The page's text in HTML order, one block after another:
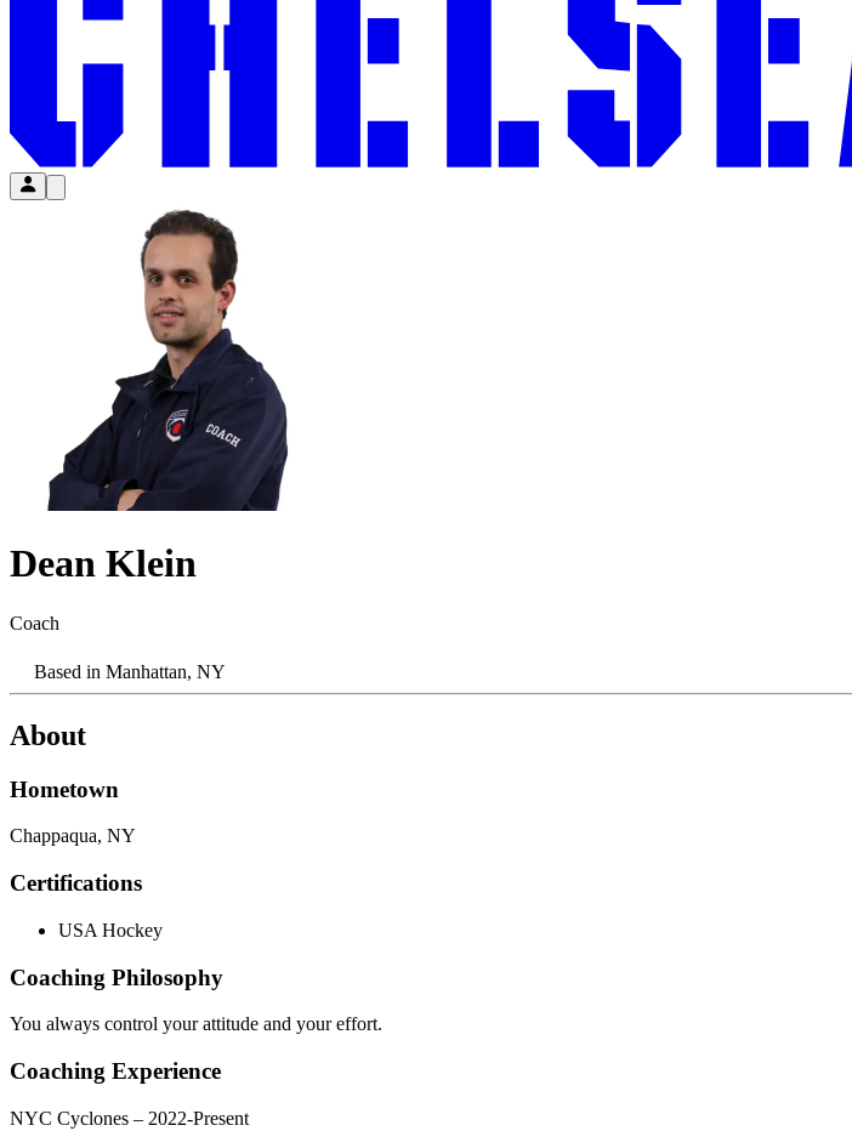
Dean Klein​​​​‌ ‍ ​‍​‍‌‍ ‌ ​‍‌‍‍‌‌‍‌ ‌‍‍‌‌‍ ‍​‍​‍​ ‍‍​‍​‍‌ ​ ‌‍​‌‌‍ ‍‌‍‍‌‌ ‌​‌ ‍‌​‍ ‍‌‍‍‌‌‍ ​‍​‍​‍ ​​‍​‍‌‍‍​‌ ​‍‌‍‌‌‌‍‌‍​‍​‍​ ‍‍​‍​‍‌‍‍​‌ ‌​‌ ‌​‌ ​​‌ ​ ​ ‍‍​‍ ​‍ ‌‍​ ‌‍‍​‌‍‌‌‌‍ ​‌ ​ ‌‍‌‌‌‍​‌‌ ​​‌‍‍‌‌‍‌‌‌ ​‍‌ ​ ​‍ ‍‌ ​ ‌‍​‌‌‍ ‍‌‍‍‌‌ ‌​‌ ‍‌​‍ ‍‌ ​ ‌ ‌​‌ ‌‌‌‍‌​‌‍‍‌‌‍ ​‍ ‌‍‍‌‌‍ ‍‌ ‌​‌‍‌‌‌‍ ‍‌ ‌​​‍ ‌‍‌‌‌‍‌​‌‍‍‌‌ ‌​​‍ ‌‍ ‌‌‍ ‌‍‌​‌‍‌‌​ ‌‌ ​​‌ ​‍‌‍‌‌‌ ​ ‌‍‌‌‌‍ ‍‌ ‌​‌‍​‌‌ ‌​‌‍‍‌‌‍ ‌‍ ‍​ ‍ ‌‍‍‌‌‍‌​​ ‌​ ​​‌‍‌‌‌‍​‌‌‍‌‌‌‍​‍​ ‌​‌‍‌‍‌‍‌‌​‍ ‌​ ‍​‌‍​ ​ ‍​​ ‍‌​‍ ‌​ ‌​‌‍​‍‌‍​ ‌‍​‍​‍ ‌​ ‍‌‌‍​‌​ ​‌​ ‌ ​‍ ‌​ ​‌​ ​​‌‍‌‌​ ‌ ​ ‍‌​ ‍‌‌‍‌‍​ ‌‍​ ‌​‌‍‌‌‌‍‌‍‌‍​‌​ ‍ ‌ ‌​‌ ‍‌‌ ​​‌‍‌‌​ ‌‌‍​ ‌‍ ‌‍​‌‌‍​ ‌‍‍​​ ‍ ‌ ​​‌‍​‌‌ ‌​‌‍‍​​ ‌‌‍ ‍‌‍​‌‌‍ ‌‌‍‌‌​ ‌‍​‍‌‍​‌‌ ​ ‌‍‌‌‌‌‌‌‌ ​‍‌‍ ​​ ‌‌‍‍​‌ ‌​‌ ‌​‌ ​​‌ ​ ​‍‌‌​ ​ ‌​​‌​‍‌‌​ ​‍‌​‌‍​‍‌‌​ ​‍‌​‌‍‌‍​ ‌‍‍​‌‍‌‌‌‍ ​‌ ​ ‌‍‌‌‌‍​‌‌ ​​‌‍‍‌‌‍‌‌‌ ​‍‌ ​ ​‍ ‍‌ ​ ‌‍​‌‌‍ ‍‌‍‍‌‌ ‌​‌ ‍‌​‍ ‍‌ ​ ‌ ‌​‌ ‌‌‌‍‌​‌‍‍‌‌‍ ​‍‌‍‌‍‍‌‌‍‌​​ ‌​ ​​‌‍‌‌‌‍​‌‌‍‌‌‌‍​‍​ ‌​‌‍‌‍‌‍‌‌​‍ ‌​ ‍​‌‍​ ​ ‍​​ ‍‌​‍ ‌​ ‌​‌‍​‍‌‍​ ‌‍​‍​‍ ‌​ ‍‌‌‍​‌​ ​‌​ ‌ ​‍ ‌​ ​‌​ ​​‌‍‌‌​ ‌ ​ ‍‌​ ‍‌‌‍‌‍​ ‌‍​ ‌​‌‍‌‌‌‍‌‍‌‍​‌​‍‌‍‌ ‌​‌ ‍‌‌ ​​‌‍‌‌​ ‌‌‍​ ‌‍ ‌‍​‌‌‍​ ‌‍‍​​‍‌‍‌ ​​‌‍​‌‌ ‌​‌‍‍​​ ‌‌‍ ‍‌‍​‌‌‍ ‌‌‍‌‌​‍‌‍‌ ​​‌‍‌‌‌ ​‍‌ ​ ‌ ​​‌‍‌‌‌‍​ ‌ ‌​‌‍‍‌‌ ‌‍‌‍‌‌​ ‌‌ ​​‌ ‌‌‌‍​‍‌‍ ​‌‍‍‌‌ ​ ‌‍‍​‌‍‌‌‌‍‌​​‍​‍‌ ‌
Coach​​​​‌ ‍ ​‍​‍‌‍ ‌ ​‍‌‍‍‌‌‍‌ ‌‍‍‌‌‍ ‍​‍​‍​ ‍‍​‍​‍‌ ​ ‌‍​‌‌‍ ‍‌‍‍‌‌ ‌​‌ ‍‌​‍ ‍‌‍‍‌‌‍ ​‍​‍​‍ ​​‍​‍‌‍‍​‌ ​‍‌‍‌‌‌‍‌‍​‍​‍​ ‍‍​‍​‍‌‍‍​‌ ‌​‌ ‌​‌ ​​‌ ​ ​ ‍‍​‍ ​‍ ‌‍​ ‌‍‍​‌‍‌‌‌‍ ​‌ ​ ‌‍‌‌‌‍​‌‌ ​​‌‍‍‌‌‍‌‌‌ ​‍‌ ​ ​‍ ‍‌ ​ ‌‍​‌‌‍ ‍‌‍‍‌‌ ‌​‌ ‍‌​‍ ‍‌ ​ ‌ ‌​‌ ‌‌‌‍‌​‌‍‍‌‌‍ ​‍ ‌‍‍‌‌‍ ‍‌ ‌​‌‍‌‌‌‍ ‍‌ ‌​​‍ ‌‍‌‌‌‍‌​‌‍‍‌‌ ‌​​‍ ‌‍ ‌‌‍ ‌‍‌​‌‍‌‌​ ‌‌ ​​‌ ​‍‌‍‌‌‌ ​ ‌‍‌‌‌‍ ‍‌ ‌​‌‍​‌‌ ‌​‌‍‍‌‌‍ ‌‍ ‍​ ‍ ‌‍‍‌‌‍‌​​ ‌​ ​​‌‍‌‌‌‍​‌‌‍‌‌‌‍​‍​ ‌​‌‍‌‍‌‍‌‌​‍ ‌​ ‍​‌‍​ ​ ‍​​ ‍‌​‍ ‌​ ‌​‌‍​‍‌‍​ ‌‍​‍​‍ ‌​ ‍‌‌‍​‌​ ​‌​ ‌ ​‍ ‌​ ​‌​ ​​‌‍‌‌​ ‌ ​ ‍‌​ ‍‌‌‍‌‍​ ‌‍​ ‌​‌‍‌‌‌‍‌‍‌‍​‌​ ‍ ‌ ‌​‌ ‍‌‌ ​​‌‍‌‌​ ‌‌‍​ ‌‍ ‌‍​‌‌‍​ ‌‍‍​​ ‍ ‌ ​​‌‍​‌‌ ‌​‌‍‍​​ ‌‌ ‌​‌‍‍‌‌ ‌​‌‍ ​‌‍‌‌​ ‌‍​‍‌‍​‌‌ ​ ‌‍‌‌‌‌‌‌‌ ​‍‌‍ ​​ ‌‌‍‍​‌ ‌​‌ ‌​‌ ​​‌ ​ ​‍‌‌​ ​ ‌​​‌​‍‌‌​ ​‍‌​‌‍​‍‌‌​ ​‍‌​‌‍‌‍​ ‌‍‍​‌‍‌‌‌‍ ​‌ ​ ‌‍‌‌‌‍​‌‌ ​​‌‍‍‌‌‍‌‌‌ ​‍‌ ​ ​‍ ‍‌ ​ ‌‍​‌‌‍ ‍‌‍‍‌‌ ‌​‌ ‍‌​‍ ‍‌ ​ ‌ ‌​‌ ‌‌‌‍‌​‌‍‍‌‌‍ ​‍‌‍‌‍‍‌‌‍‌​​ ‌​ ​​‌‍‌‌‌‍​‌‌‍‌‌‌‍​‍​ ‌​‌‍‌‍‌‍‌‌​‍ ‌​ ‍​‌‍​ ​ ‍​​ ‍‌​‍ ‌​ ‌​‌‍​‍‌‍​ ‌‍​‍​‍ ‌​ ‍‌‌‍​‌​ ​‌​ ‌ ​‍ ‌​ ​‌​ ​​‌‍‌‌​ ‌ ​ ‍‌​ ‍‌‌‍‌‍​ ‌‍​ ‌​‌‍‌‌‌‍‌‍‌‍​‌​‍‌‍‌ ‌​‌ ‍‌‌ ​​‌‍‌‌​ ‌‌‍​ ‌‍ ‌‍​‌‌‍​ ‌‍‍​​‍‌‍‌ ​​‌‍​‌‌ ‌​‌‍‍​​ ‌‌ ‌​‌‍‍‌‌ ‌​‌‍ ​‌‍‌‌​‍‌‍‌ ​​‌‍‌‌‌ ​‍‌ ​ ‌ ​​‌‍‌‌‌‍​ ‌ ‌​‌‍‍‌‌ ‌‍‌‍‌‌​ ‌‌ ​​‌ ‌‌‌‍​‍‌‍ ​‌‍‍‌‌ ​ ‌‍‍​‌‍‌‌‌‍‌​​‍​‍‌ ‌
Based in Manhattan, NY​​​​‌ ‍ ​‍​‍‌‍ ‌ ​‍‌‍‍‌‌‍‌ ‌‍‍‌‌‍ ‍​‍​‍​ ‍‍​‍​‍‌ ​ ‌‍​‌‌‍ ‍‌‍‍‌‌ ‌​‌ ‍‌​‍ ‍‌‍‍‌‌‍ ​‍​‍​‍ ​​‍​‍‌‍‍​‌ ​‍‌‍‌‌‌‍‌‍​‍​‍​ ‍‍​‍​‍‌‍‍​‌ ‌​‌ ‌​‌ ​​‌ ​ ​ ‍‍​‍ ​‍ ‌‍​ ‌‍‍​‌‍‌‌‌‍ ​‌ ​ ‌‍‌‌‌‍​‌‌ ​​‌‍‍‌‌‍‌‌‌ ​‍‌ ​ ​‍ ‍‌ ​ ‌‍​‌‌‍ ‍‌‍‍‌‌ ‌​‌ ‍‌​‍ ‍‌ ​ ‌ ‌​‌ ‌‌‌‍‌​‌‍‍‌‌‍ ​‍ ‌‍‍‌‌‍ ‍‌ ‌​‌‍‌‌‌‍ ‍‌ ‌​​‍ ‌‍‌‌‌‍‌​‌‍‍‌‌ ‌​​‍ ‌‍ ‌‌‍ ‌‍‌​‌‍‌‌​ ‌‌ ​​‌ ​‍‌‍‌‌‌ ​ ‌‍‌‌‌‍ ‍‌ ‌​‌‍​‌‌ ‌​‌‍‍‌‌‍ ‌‍ ‍​ ‍ ‌‍‍‌‌‍‌​​ ‌​ ​​‌‍‌‌‌‍​‌‌‍‌‌‌‍​‍​ ‌​‌‍‌‍‌‍‌‌​‍ ‌​ ‍​‌‍​ ​ ‍​​ ‍‌​‍ ‌​ ‌​‌‍​‍‌‍​ ‌‍​‍​‍ ‌​ ‍‌‌‍​‌​ ​‌​ ‌ ​‍ ‌​ ​‌​ ​​‌‍‌‌​ ‌ ​ ‍‌​ ‍‌‌‍‌‍​ ‌‍​ ‌​‌‍‌‌‌‍‌‍‌‍​‌​ ‍ ‌ ‌​‌ ‍‌‌ ​​‌‍‌‌​ ‌‌‍​ ‌‍ ‌‍​‌‌‍​ ‌‍‍​​ ‍ ‌ ​​‌‍​‌‌ ‌​‌‍‍​​ ‌‌‍ ​‌‍ ‌‍​ ‌‍​‌‌ ‌​‌‍‍‌‌‍ ‌‍ ‍​ ‌‍​‍‌‍​‌‌ ​ ‌‍‌‌‌‌‌‌‌ ​‍‌‍ ​​ ‌‌‍‍​‌ ‌​‌ ‌​‌ ​​‌ ​ ​‍‌‌​ ​ ‌​​‌​‍‌‌​ ​‍‌​‌‍​‍‌‌​ ​‍‌​‌‍‌‍​ ‌‍‍​‌‍‌‌‌‍ ​‌ ​ ‌‍‌‌‌‍​‌‌ ​​‌‍‍‌‌‍‌‌‌ ​‍‌ ​ ​‍ ‍‌ ​ ‌‍​‌‌‍ ‍‌‍‍‌‌ ‌​‌ ‍‌​‍ ‍‌ ​ ‌ ‌​‌ ‌‌‌‍‌​‌‍‍‌‌‍ ​‍‌‍‌‍‍‌‌‍‌​​ ‌​ ​​‌‍‌‌‌‍​‌‌‍‌‌‌‍​‍​ ‌​‌‍‌‍‌‍‌‌​‍ ‌​ ‍​‌‍​ ​ ‍​​ ‍‌​‍ ‌​ ‌​‌‍​‍‌‍​ ‌‍​‍​‍ ‌​ ‍‌‌‍​‌​ ​‌​ ‌ ​‍ ‌​ ​‌​ ​​‌‍‌‌​ ‌ ​ ‍‌​ ‍‌‌‍‌‍​ ‌‍​ ‌​‌‍‌‌‌‍‌‍‌‍​‌​‍‌‍‌ ‌​‌ ‍‌‌ ​​‌‍‌‌​ ‌‌‍​ ‌‍ ‌‍​‌‌‍​ ‌‍‍​​‍‌‍‌ ​​‌‍​‌‌ ‌​‌‍‍​​ ‌‌‍ ​‌‍ ‌‍​ ‌‍​‌‌ ‌​‌‍‍‌‌‍ ‌‍ ‍​‍‌‍‌ ​​‌‍‌‌‌ ​‍‌ ​ ‌ ​​‌‍‌‌‌‍​ ‌ ‌​‌‍‍‌‌ ‌‍‌‍‌‌​ ‌‌ ​​‌ ‌‌‌‍​‍‌‍ ​‌‍‍‌‌ ​ ‌‍‍​‌‍‌‌‌‍‌​​‍​‍‌ ‌
About
Hometown​​​​‌ ‍ ​‍​‍‌‍ ‌ ​‍‌‍‍‌‌‍‌ ‌‍‍‌‌‍ ‍​‍​‍​ ‍‍​‍​‍‌ ​ ‌‍​‌‌‍ ‍‌‍‍‌‌ ‌​‌ ‍‌​‍ ‍‌‍‍‌‌‍ ​‍​‍​‍ ​​‍​‍‌‍‍​‌ ​‍‌‍‌‌‌‍‌‍​‍​‍​ ‍‍​‍​‍‌‍‍​‌ ‌​‌ ‌​‌ ​​‌ ​ ​ ‍‍​‍ ​‍ ‌‍​ ‌‍‍​‌‍‌‌‌‍ ​‌ ​ ‌‍‌‌‌‍​‌‌ ​​‌‍‍‌‌‍‌‌‌ ​‍‌ ​ ​‍ ‍‌ ​ ‌‍​‌‌‍ ‍‌‍‍‌‌ ‌​‌ ‍‌​‍ ‍‌ ​ ‌ ‌​‌ ‌‌‌‍‌​‌‍‍‌‌‍ ​‍ ‌‍‍‌‌‍ ‍‌ ‌​‌‍‌‌‌‍ ‍‌ ‌​​‍ ‌‍‌‌‌‍‌​‌‍‍‌‌ ‌​​‍ ‌‍ ‌‌‍ ‌‍‌​‌‍‌‌​ ‌‌ ​​‌ ​‍‌‍‌‌‌ ​ ‌‍‌‌‌‍ ‍‌ ‌​‌‍​‌‌ ‌​‌‍‍‌‌‍ ‌‍ ‍​ ‍ ‌‍‍‌‌‍‌​​ ‌​ ​​‌‍‌‌‌‍​‌‌‍‌‌‌‍​‍​ ‌​‌‍‌‍‌‍‌‌​‍ ‌​ ‍​‌‍​ ​ ‍​​ ‍‌​‍ ‌​ ‌​‌‍​‍‌‍​ ‌‍​‍​‍ ‌​ ‍‌‌‍​‌​ ​‌​ ‌ ​‍ ‌​ ​‌​ ​​‌‍‌‌​ ‌ ​ ‍‌​ ‍‌‌‍‌‍​ ‌‍​ ‌​‌‍‌‌‌‍‌‍‌‍​‌​ ‍ ‌ ‌​‌ ‍‌‌ ​​‌‍‌‌​ ‌‌‍​ ‌‍ ‌‍​‌‌‍​ ‌‍‍​​ ‍ ‌ ​​‌‍​‌‌ ‌​‌‍‍​​ ‌‌ ​‍‌‍‍‌‌‍​ ‌‍‍​‌‌‌​‌‍‌‌‌ ‍​‌ ‌​​‍‌‌​ ‌‌‌​​‍‌‌ ‌‍‍ ‌‍‌‌‌ ‍‌​‍‌‌​ ​ ‌​‌​​‍‌‌​ ​ ‌​‌​​‍‌‌​ ​‍​ ​‍​ ‌‍‌‌​​‌‌​​‌‍‍‍‌‍​‍​ ​ ‌​‌ ‌​‍ ​‍‌‌​ ​‍​ ​‍​‍‌‌​ ‌‌‌​‌​​‍ ‍‌‍​ ‌‍‍​‌‍‍‌‌‍ ​‌‍‌​‌ ​‍‌‍‌‌‌‍ ‍​‍‌‌​ ‌‌‌​​‍‌‌ ‌‍‍ ‌‍‌‌‌ ‍‌​‍‌‌​ ​ ‌​‌​​‍‌‌​ ​ ‌​‌​​‍‌‌​ ​‍​ ​‍‌‌‍​‌ ​​‌‌​ ‌‍ ‌‌‌​‍‌‌​ ‌‍ ‌​ ‌‍​‍‌‌​ ​‍​ ​‍​‍‌‌​ ‌‌‌​‌​​‍ ‍‌ ‌​‌‍‌‌‌ ‍​‌ ‌​​ ‌‍​‍‌‍​‌‌ ​ ‌‍‌‌‌‌‌‌‌ ​‍‌‍ ​​ ‌‌‍‍​‌ ‌​‌ ‌​‌ ​​‌ ​ ​‍‌‌​ ​ ‌​​‌​‍‌‌​ ​‍‌​‌‍​‍‌‌​ ​‍‌​‌‍‌‍​ ‌‍‍​‌‍‌‌‌‍ ​‌ ​ ‌‍‌‌‌‍​‌‌ ​​‌‍‍‌‌‍‌‌‌ ​‍‌ ​ ​‍ ‍‌ ​ ‌‍​‌‌‍ ‍‌‍‍‌‌ ‌​‌ ‍‌​‍ ‍‌ ​ ‌ ‌​‌ ‌‌‌‍‌​‌‍‍‌‌‍ ​‍‌‍‌‍‍‌‌‍‌​​ ‌​ ​​‌‍‌‌‌‍​‌‌‍‌‌‌‍​‍​ ‌​‌‍‌‍‌‍‌‌​‍ ‌​ ‍​‌‍​ ​ ‍​​ ‍‌​‍ ‌​ ‌​‌‍​‍‌‍​ ‌‍​‍​‍ ‌​ ‍‌‌‍​‌​ ​‌​ ‌ ​‍ ‌​ ​‌​ ​​‌‍‌‌​ ‌ ​ ‍‌​ ‍‌‌‍‌‍​ ‌‍​ ‌​‌‍‌‌‌‍‌‍‌‍​‌​‍‌‍‌ ‌​‌ ‍‌‌ ​​‌‍‌‌​ ‌‌‍​ ‌‍ ‌‍​‌‌‍​ ‌‍‍​​‍‌‍‌ ​​‌‍​‌‌ ‌​‌‍‍​​ ‌‌ ​‍‌‍‍‌‌‍​ ‌‍‍​‌‌‌​‌‍‌‌‌ ‍​‌ ‌​​‍‌‌​ ‌‌‌​​‍‌‌ ‌‍‍ ‌‍‌‌‌ ‍‌​‍‌‌​ ​ ‌​‌​​‍‌‌​ ​ ‌​‌​​‍‌‌​ ​‍​ ​‍​ ‌‍‌‌​​‌‌​​‌‍‍‍‌‍​‍​ ​ ‌​‌ ‌​‍ ​‍‌‌​ ​‍​ ​‍​‍‌‌​ ‌‌‌​‌​​‍ ‍‌‍​ ‌‍‍​‌‍‍‌‌‍ ​‌‍‌​‌ ​‍‌‍‌‌‌‍ ‍​‍‌‌​ ‌‌‌​​‍‌‌ ‌‍‍ ‌‍‌‌‌ ‍‌​‍‌‌​ ​ ‌​‌​​‍‌‌​ ​ ‌​‌​​‍‌‌​ ​‍​ ​‍‌‌‍​‌ ​​‌‌​ ‌‍ ‌‌‌​‍‌‌​ ‌‍ ‌​ ‌‍​‍‌‌​ ​‍​ ​‍​‍‌‌​ ‌‌‌​‌​​‍ ‍‌ ‌​‌‍‌‌‌ ‍​‌ ‌​​‍‌‍‌ ​​‌‍‌‌‌ ​‍‌ ​ ‌ ​​‌‍‌‌‌‍​ ‌ ‌​‌‍‍‌‌ ‌‍‌‍‌‌​ ‌‌ ​​‌ ‌‌‌‍​‍‌‍ ​‌‍‍‌‌ ​ ‌‍‍​‌‍‌‌‌‍‌​​‍​‍‌ ‌
Chappaqua, NY​​​​‌ ‍ ​‍​‍‌‍ ‌ ​‍‌‍‍‌‌‍‌ ‌‍‍‌‌‍ ‍​‍​‍​ ‍‍​‍​‍‌ ​ ‌‍​‌‌‍ ‍‌‍‍‌‌ ‌​‌ ‍‌​‍ ‍‌‍‍‌‌‍ ​‍​‍​‍ ​​‍​‍‌‍‍​‌ ​‍‌‍‌‌‌‍‌‍​‍​‍​ ‍‍​‍​‍‌‍‍​‌ ‌​‌ ‌​‌ ​​‌ ​ ​ ‍‍​‍ ​‍ ‌‍​ ‌‍‍​‌‍‌‌‌‍ ​‌ ​ ‌‍‌‌‌‍​‌‌ ​​‌‍‍‌‌‍‌‌‌ ​‍‌ ​ ​‍ ‍‌ ​ ‌‍​‌‌‍ ‍‌‍‍‌‌ ‌​‌ ‍‌​‍ ‍‌ ​ ‌ ‌​‌ ‌‌‌‍‌​‌‍‍‌‌‍ ​‍ ‌‍‍‌‌‍ ‍‌ ‌​‌‍‌‌‌‍ ‍‌ ‌​​‍ ‌‍‌‌‌‍‌​‌‍‍‌‌ ‌​​‍ ‌‍ ‌‌‍ ‌‍‌​‌‍‌‌​ ‌‌ ​​‌ ​‍‌‍‌‌‌ ​ ‌‍‌‌‌‍ ‍‌ ‌​‌‍​‌‌ ‌​‌‍‍‌‌‍ ‌‍ ‍​ ‍ ‌‍‍‌‌‍‌​​ ‌​ ​​‌‍‌‌‌‍​‌‌‍‌‌‌‍​‍​ ‌​‌‍‌‍‌‍‌‌​‍ ‌​ ‍​‌‍​ ​ ‍​​ ‍‌​‍ ‌​ ‌​‌‍​‍‌‍​ ‌‍​‍​‍ ‌​ ‍‌‌‍​‌​ ​‌​ ‌ ​‍ ‌​ ​‌​ ​​‌‍‌‌​ ‌ ​ ‍‌​ ‍‌‌‍‌‍​ ‌‍​ ‌​‌‍‌‌‌‍‌‍‌‍​‌​ ‍ ‌ ‌​‌ ‍‌‌ ​​‌‍‌‌​ ‌‌‍​ ‌‍ ‌‍​‌‌‍​ ‌‍‍​​ ‍ ‌ ​​‌‍​‌‌ ‌​‌‍‍​​ ‌‌ ​‍‌‍‍‌‌‍​ ‌‍‍​‌‌‌​‌‍‌‌‌ ‍​‌ ‌​​‍‌‌​ ‌‌‌​​‍‌‌ ‌‍‍ ‌‍‌‌‌ ‍‌​‍‌‌​ ​ ‌​‌​​‍‌‌​ ​ ‌​‌​​‍‌‌​ ​‍​ ​‍‌‍ ​‌​‌ ​ ‍​‌​‍‍‌ ‌‍‌​ ‌‌ ‌‍‌‍ ‌​‍‌‌​ ​‍​ ​‍​‍‌‌​ ‌‌‌​‌​​‍ ‍‌‍​ ‌‍‍​‌‍‍‌‌‍ ​‌‍‌​‌ ​‍‌‍‌‌‌‍ ‍​‍‌‌​ ‌‌‌​​‍‌‌ ‌‍‍ ‌‍‌‌‌ ‍‌​‍‌‌​ ​ ‌​‌​​‍‌‌​ ​ ‌​‌​​‍‌‌​ ​‍​ ​‍‌‍‌ ‌ ‌​‌‌‍‍‌​​‍‌​‍​‌‍‌ ‌ ‌​‌‍‍‌​‍‌‌​ ​‍​ ​‍​‍‌‌​ ‌‌‌​‌​​‍ ‍‌ ‌​‌‍‌‌‌ ‍​‌ ‌​​ ‌‍​‍‌‍​‌‌ ​ ‌‍‌‌‌‌‌‌‌ ​‍‌‍ ​​ ‌‌‍‍​‌ ‌​‌ ‌​‌ ​​‌ ​ ​‍‌‌​ ​ ‌​​‌​‍‌‌​ ​‍‌​‌‍​‍‌‌​ ​‍‌​‌‍‌‍​ ‌‍‍​‌‍‌‌‌‍ ​‌ ​ ‌‍‌‌‌‍​‌‌ ​​‌‍‍‌‌‍‌‌‌ ​‍‌ ​ ​‍ ‍‌ ​ ‌‍​‌‌‍ ‍‌‍‍‌‌ ‌​‌ ‍‌​‍ ‍‌ ​ ‌ ‌​‌ ‌‌‌‍‌​‌‍‍‌‌‍ ​‍‌‍‌‍‍‌‌‍‌​​ ‌​ ​​‌‍‌‌‌‍​‌‌‍‌‌‌‍​‍​ ‌​‌‍‌‍‌‍‌‌​‍ ‌​ ‍​‌‍​ ​ ‍​​ ‍‌​‍ ‌​ ‌​‌‍​‍‌‍​ ‌‍​‍​‍ ‌​ ‍‌‌‍​‌​ ​‌​ ‌ ​‍ ‌​ ​‌​ ​​‌‍‌‌​ ‌ ​ ‍‌​ ‍‌‌‍‌‍​ ‌‍​ ‌​‌‍‌‌‌‍‌‍‌‍​‌​‍‌‍‌ ‌​‌ ‍‌‌ ​​‌‍‌‌​ ‌‌‍​ ‌‍ ‌‍​‌‌‍​ ‌‍‍​​‍‌‍‌ ​​‌‍​‌‌ ‌​‌‍‍​​ ‌‌ ​‍‌‍‍‌‌‍​ ‌‍‍​‌‌‌​‌‍‌‌‌ ‍​‌ ‌​​‍‌‌​ ‌‌‌​​‍‌‌ ‌‍‍ ‌‍‌‌‌ ‍‌​‍‌‌​ ​ ‌​‌​​‍‌‌​ ​ ‌​‌​​‍‌‌​ ​‍​ ​‍‌‍ ​‌​‌ ​ ‍​‌​‍‍‌ ‌‍‌​ ‌‌ ‌‍‌‍ ‌​‍‌‌​ ​‍​ ​‍​‍‌‌​ ‌‌‌​‌​​‍ ‍‌‍​ ‌‍‍​‌‍‍‌‌‍ ​‌‍‌​‌ ​‍‌‍‌‌‌‍ ‍​‍‌‌​ ‌‌‌​​‍‌‌ ‌‍‍ ‌‍‌‌‌ ‍‌​‍‌‌​ ​ ‌​‌​​‍‌‌​ ​ ‌​‌​​‍‌‌​ ​‍​ ​‍‌‍‌ ‌ ‌​‌‌‍‍‌​​‍‌​‍​‌‍‌ ‌ ‌​‌‍‍‌​‍‌‌​ ​‍​ ​‍​‍‌‌​ ‌‌‌​‌​​‍ ‍‌ ‌​‌‍‌‌‌ ‍​‌ ‌​​‍‌‍‌ ​​‌‍‌‌‌ ​‍‌ ​ ‌ ​​‌‍‌‌‌‍​ ‌ ‌​‌‍‍‌‌ ‌‍‌‍‌‌​ ‌‌ ​​‌ ‌‌‌‍​‍‌‍ ​‌‍‍‌‌ ​ ‌‍‍​‌‍‌‌‌‍‌​​‍​‍‌ ‌
Certifications​​​​‌ ‍ ​‍​‍‌‍ ‌ ​‍‌‍‍‌‌‍‌ ‌‍‍‌‌‍ ‍​‍​‍​ ‍‍​‍​‍‌ ​ ‌‍​‌‌‍ ‍‌‍‍‌‌ ‌​‌ ‍‌​‍ ‍‌‍‍‌‌‍ ​‍​‍​‍ ​​‍​‍‌‍‍​‌ ​‍‌‍‌‌‌‍‌‍​‍​‍​ ‍‍​‍​‍‌‍‍​‌ ‌​‌ ‌​‌ ​​‌ ​ ​ ‍‍​‍ ​‍ ‌‍​ ‌‍‍​‌‍‌‌‌‍ ​‌ ​ ‌‍‌‌‌‍​‌‌ ​​‌‍‍‌‌‍‌‌‌ ​‍‌ ​ ​‍ ‍‌ ​ ‌‍​‌‌‍ ‍‌‍‍‌‌ ‌​‌ ‍‌​‍ ‍‌ ​ ‌ ‌​‌ ‌‌‌‍‌​‌‍‍‌‌‍ ​‍ ‌‍‍‌‌‍ ‍‌ ‌​‌‍‌‌‌‍ ‍‌ ‌​​‍ ‌‍‌‌‌‍‌​‌‍‍‌‌ ‌​​‍ ‌‍ ‌‌‍ ‌‍‌​‌‍‌‌​ ‌‌ ​​‌ ​‍‌‍‌‌‌ ​ ‌‍‌‌‌‍ ‍‌ ‌​‌‍​‌‌ ‌​‌‍‍‌‌‍ ‌‍ ‍​ ‍ ‌‍‍‌‌‍‌​​ ‌​ ​​‌‍‌‌‌‍​‌‌‍‌‌‌‍​‍​ ‌​‌‍‌‍‌‍‌‌​‍ ‌​ ‍​‌‍​ ​ ‍​​ ‍‌​‍ ‌​ ‌​‌‍​‍‌‍​ ‌‍​‍​‍ ‌​ ‍‌‌‍​‌​ ​‌​ ‌ ​‍ ‌​ ​‌​ ​​‌‍‌‌​ ‌ ​ ‍‌​ ‍‌‌‍‌‍​ ‌‍​ ‌​‌‍‌‌‌‍‌‍‌‍​‌​ ‍ ‌ ‌​‌ ‍‌‌ ​​‌‍‌‌​ ‌‌‍​ ‌‍ ‌‍​‌‌‍​ ‌‍‍​​ ‍ ‌ ​​‌‍​‌‌ ‌​‌‍‍​​ ‌‌ ​‍‌‍‍‌‌‍​ ‌‍‍​‌‌‌​‌‍‌‌‌ ‍​‌ ‌​​‍‌‌​ ‌‌‌​​‍‌‌ ‌‍‍ ‌‍‌‌‌ ‍‌​‍‌‌​ ​ ‌​‌​​‍‌‌​ ​ ‌​‌​​‍‌‌​ ​‍​ ​‍​ ​‌‌​‌ ‌‍‍​‌​ ‌‌ ​‌‌‍‌‍​ ​‍‌‍​‌​‍‌‌​ ​‍​ ​‍​‍‌‌​ ‌‌‌​‌​​‍ ‍‌‍​ ‌‍‍​‌‍‍‌‌‍ ​‌‍‌​‌ ​‍‌‍‌‌‌‍ ‍​‍‌‌​ ‌‌‌​​‍‌‌ ‌‍‍ ‌‍‌‌‌ ‍‌​‍‌‌​ ​ ‌​‌​​‍‌‌​ ​ ‌​‌​​‍‌‌​ ​‍​ ​‍‌ ‌‍‌‌​​‌​‍​​ ​ ‌​‌​‌​​‌​ ‌​‌‌‌​​‍‌‌​ ​‍​ ​‍​‍‌‌​ ‌‌‌​‌​​‍ ‍‌ ‌​‌‍‌‌‌ ‍​‌ ‌​​ ‌‍​‍‌‍​‌‌ ​ ‌‍‌‌‌‌‌‌‌ ​‍‌‍ ​​ ‌‌‍‍​‌ ‌​‌ ‌​‌ ​​‌ ​ ​‍‌‌​ ​ ‌​​‌​‍‌‌​ ​‍‌​‌‍​‍‌‌​ ​‍‌​‌‍‌‍​ ‌‍‍​‌‍‌‌‌‍ ​‌ ​ ‌‍‌‌‌‍​‌‌ ​​‌‍‍‌‌‍‌‌‌ ​‍‌ ​ ​‍ ‍‌ ​ ‌‍​‌‌‍ ‍‌‍‍‌‌ ‌​‌ ‍‌​‍ ‍‌ ​ ‌ ‌​‌ ‌‌‌‍‌​‌‍‍‌‌‍ ​‍‌‍‌‍‍‌‌‍‌​​ ‌​ ​​‌‍‌‌‌‍​‌‌‍‌‌‌‍​‍​ ‌​‌‍‌‍‌‍‌‌​‍ ‌​ ‍​‌‍​ ​ ‍​​ ‍‌​‍ ‌​ ‌​‌‍​‍‌‍​ ‌‍​‍​‍ ‌​ ‍‌‌‍​‌​ ​‌​ ‌ ​‍ ‌​ ​‌​ ​​‌‍‌‌​ ‌ ​ ‍‌​ ‍‌‌‍‌‍​ ‌‍​ ‌​‌‍‌‌‌‍‌‍‌‍​‌​‍‌‍‌ ‌​‌ ‍‌‌ ​​‌‍‌‌​ ‌‌‍​ ‌‍ ‌‍​‌‌‍​ ‌‍‍​​‍‌‍‌ ​​‌‍​‌‌ ‌​‌‍‍​​ ‌‌ ​‍‌‍‍‌‌‍​ ‌‍‍​‌‌‌​‌‍‌‌‌ ‍​‌ ‌​​‍‌‌​ ‌‌‌​​‍‌‌ ‌‍‍ ‌‍‌‌‌ ‍‌​‍‌‌​ ​ ‌​‌​​‍‌‌​ ​ ‌​‌​​‍‌‌​ ​‍​ ​‍​ ​‌‌​‌ ‌‍‍​‌​ ‌‌ ​‌‌‍‌‍​ ​‍‌‍​‌​‍‌‌​ ​‍​ ​‍​‍‌‌​ ‌‌‌​‌​​‍ ‍‌‍​ ‌‍‍​‌‍‍‌‌‍ ​‌‍‌​‌ ​‍‌‍‌‌‌‍ ‍​‍‌‌​ ‌‌‌​​‍‌‌ ‌‍‍ ‌‍‌‌‌ ‍‌​‍‌‌​ ​ ‌​‌​​‍‌‌​ ​ ‌​‌​​‍‌‌​ ​‍​ ​‍‌ ‌‍‌‌​​‌​‍​​ ​ ‌​‌​‌​​‌​ ‌​‌‌‌​​‍‌‌​ ​‍​ ​‍​‍‌‌​ ‌‌‌​‌​​‍ ‍‌ ‌​‌‍‌‌‌ ‍​‌ ‌​​‍‌‍‌ ​​‌‍‌‌‌ ​‍‌ ​ ‌ ​​‌‍‌‌‌‍​ ‌ ‌​‌‍‍‌‌ ‌‍‌‍‌‌​ ‌‌ ​​‌ ‌‌‌‍​‍‌‍ ​‌‍‍‌‌ ​ ‌‍‍​‌‍‌‌‌‍‌​​‍​‍‌ ‌
USA Hockey​​​​‌ ‍ ​‍​‍‌‍ ‌ ​‍‌‍‍‌‌‍‌ ‌‍‍‌‌‍ ‍​‍​‍​ ‍‍​‍​‍‌ ​ ‌‍​‌‌‍ ‍‌‍‍‌‌ ‌​‌ ‍‌​‍ ‍‌‍‍‌‌‍ ​‍​‍​‍ ​​‍​‍‌‍‍​‌ ​‍‌‍‌‌‌‍‌‍​‍​‍​ ‍‍​‍​‍‌‍‍​‌ ‌​‌ ‌​‌ ​​‌ ​ ​ ‍‍​‍ ​‍ ‌‍​ ‌‍‍​‌‍‌‌‌‍ ​‌ ​ ‌‍‌‌‌‍​‌‌ ​​‌‍‍‌‌‍‌‌‌ ​‍‌ ​ ​‍ ‍‌ ​ ‌‍​‌‌‍ ‍‌‍‍‌‌ ‌​‌ ‍‌​‍ ‍‌ ​ ‌ ‌​‌ ‌‌‌‍‌​‌‍‍‌‌‍ ​‍ ‌‍‍‌‌‍ ‍‌ ‌​‌‍‌‌‌‍ ‍‌ ‌​​‍ ‌‍‌‌‌‍‌​‌‍‍‌‌ ‌​​‍ ‌‍ ‌‌‍ ‌‍‌​‌‍‌‌​ ‌‌ ​​‌ ​‍‌‍‌‌‌ ​ ‌‍‌‌‌‍ ‍‌ ‌​‌‍​‌‌ ‌​‌‍‍‌‌‍ ‌‍ ‍​ ‍ ‌‍‍‌‌‍‌​​ ‌​ ​​‌‍‌‌‌‍​‌‌‍‌‌‌‍​‍​ ‌​‌‍‌‍‌‍‌‌​‍ ‌​ ‍​‌‍​ ​ ‍​​ ‍‌​‍ ‌​ ‌​‌‍​‍‌‍​ ‌‍​‍​‍ ‌​ ‍‌‌‍​‌​ ​‌​ ‌ ​‍ ‌​ ​‌​ ​​‌‍‌‌​ ‌ ​ ‍‌​ ‍‌‌‍‌‍​ ‌‍​ ‌​‌‍‌‌‌‍‌‍‌‍​‌​ ‍ ‌ ‌​‌ ‍‌‌ ​​‌‍‌‌​ ‌‌‍​ ‌‍ ‌‍​‌‌‍​ ‌‍‍​​ ‍ ‌ ​​‌‍​‌‌ ‌​‌‍‍​​ ‌‌ ​‍‌‍‍‌‌‍​ ‌‍‍​‌‌‌​‌‍‌‌‌ ‍​‌ ‌​​‍‌‌​ ‌‌‌​​‍‌‌ ‌‍‍ ‌‍‌‌‌ ‍‌​‍‌‌​ ​ ‌​‌​​‍‌‌​ ​ ‌​‌​​‍‌‌​ ​‍​ ​‍​ ​ ‌ ​‌‌​ ​‌‍ ‍‌​​‌‌​‍‌‌‌‌ ‌‍‌‌​‍‌‌​ ​‍​ ​‍​‍‌‌​ ‌‌‌​‌​​‍ ‍‌‍​ ‌‍‍​‌‍‍‌‌‍ ​‌‍‌​‌ ​‍‌‍‌‌‌‍ ‍​‍‌‌​ ‌‌‌​​‍‌‌ ‌‍‍ ‌‍‌‌‌ ‍‌​‍‌‌​ ​ ‌​‌​​‍‌‌​ ​ ‌​‌​​‍‌‌​ ​‍​ ​‍‌‍‍‌‌‍‍ ​ ​​‌‍‌​​ ‌‌‌‍‌​​ ‍‌‌​‌‌​‍‌‌​ ​‍​ ​‍​‍‌‌​ ‌‌‌​‌​​‍ ‍‌ ‌​‌‍‌‌‌ ‍​‌ ‌​​ ‌‍​‍‌‍​‌‌ ​ ‌‍‌‌‌‌‌‌‌ ​‍‌‍ ​​ ‌‌‍‍​‌ ‌​‌ ‌​‌ ​​‌ ​ ​‍‌‌​ ​ ‌​​‌​‍‌‌​ ​‍‌​‌‍​‍‌‌​ ​‍‌​‌‍‌‍​ ‌‍‍​‌‍‌‌‌‍ ​‌ ​ ‌‍‌‌‌‍​‌‌ ​​‌‍‍‌‌‍‌‌‌ ​‍‌ ​ ​‍ ‍‌ ​ ‌‍​‌‌‍ ‍‌‍‍‌‌ ‌​‌ ‍‌​‍ ‍‌ ​ ‌ ‌​‌ ‌‌‌‍‌​‌‍‍‌‌‍ ​‍‌‍‌‍‍‌‌‍‌​​ ‌​ ​​‌‍‌‌‌‍​‌‌‍‌‌‌‍​‍​ ‌​‌‍‌‍‌‍‌‌​‍ ‌​ ‍​‌‍​ ​ ‍​​ ‍‌​‍ ‌​ ‌​‌‍​‍‌‍​ ‌‍​‍​‍ ‌​ ‍‌‌‍​‌​ ​‌​ ‌ ​‍ ‌​ ​‌​ ​​‌‍‌‌​ ‌ ​ ‍‌​ ‍‌‌‍‌‍​ ‌‍​ ‌​‌‍‌‌‌‍‌‍‌‍​‌​‍‌‍‌ ‌​‌ ‍‌‌ ​​‌‍‌‌​ ‌‌‍​ ‌‍ ‌‍​‌‌‍​ ‌‍‍​​‍‌‍‌ ​​‌‍​‌‌ ‌​‌‍‍​​ ‌‌ ​‍‌‍‍‌‌‍​ ‌‍‍​‌‌‌​‌‍‌‌‌ ‍​‌ ‌​​‍‌‌​ ‌‌‌​​‍‌‌ ‌‍‍ ‌‍‌‌‌ ‍‌​‍‌‌​ ​ ‌​‌​​‍‌‌​ ​ ‌​‌​​‍‌‌​ ​‍​ ​‍​ ​ ‌ ​‌‌​ ​‌‍ ‍‌​​‌‌​‍‌‌‌‌ ‌‍‌‌​‍‌‌​ ​‍​ ​‍​‍‌‌​ ‌‌‌​‌​​‍ ‍‌‍​ ‌‍‍​‌‍‍‌‌‍ ​‌‍‌​‌ ​‍‌‍‌‌‌‍ ‍​‍‌‌​ ‌‌‌​​‍‌‌ ‌‍‍ ‌‍‌‌‌ ‍‌​‍‌‌​ ​ ‌​‌​​‍‌‌​ ​ ‌​‌​​‍‌‌​ ​‍​ ​‍‌‍‍‌‌‍‍ ​ ​​‌‍‌​​ ‌‌‌‍‌​​ ‍‌‌​‌‌​‍‌‌​ ​‍​ ​‍​‍‌‌​ ‌‌‌​‌​​‍ ‍‌ ‌​‌‍‌‌‌ ‍​‌ ‌​​‍‌‍‌ ​​‌‍‌‌‌ ​‍‌ ​ ‌ ​​‌‍‌‌‌‍​ ‌ ‌​‌‍‍‌‌ ‌‍‌‍‌‌​ ‌‌ ​​‌ ‌‌‌‍​‍‌‍ ​‌‍‍‌‌ ​ ‌‍‍​‌‍‌‌‌‍‌​​‍​‍‌ ‌
Coaching Philosophy​​​​‌ ‍ ​‍​‍‌‍ ‌ ​‍‌‍‍‌‌‍‌ ‌‍‍‌‌‍ ‍​‍​‍​ ‍‍​‍​‍‌ ​ ‌‍​‌‌‍ ‍‌‍‍‌‌ ‌​‌ ‍‌​‍ ‍‌‍‍‌‌‍ ​‍​‍​‍ ​​‍​‍‌‍‍​‌ ​‍‌‍‌‌‌‍‌‍​‍​‍​ ‍‍​‍​‍‌‍‍​‌ ‌​‌ ‌​‌ ​​‌ ​ ​ ‍‍​‍ ​‍ ‌‍​ ‌‍‍​‌‍‌‌‌‍ ​‌ ​ ‌‍‌‌‌‍​‌‌ ​​‌‍‍‌‌‍‌‌‌ ​‍‌ ​ ​‍ ‍‌ ​ ‌‍​‌‌‍ ‍‌‍‍‌‌ ‌​‌ ‍‌​‍ ‍‌ ​ ‌ ‌​‌ ‌‌‌‍‌​‌‍‍‌‌‍ ​‍ ‌‍‍‌‌‍ ‍‌ ‌​‌‍‌‌‌‍ ‍‌ ‌​​‍ ‌‍‌‌‌‍‌​‌‍‍‌‌ ‌​​‍ ‌‍ ‌‌‍ ‌‍‌​‌‍‌‌​ ‌‌ ​​‌ ​‍‌‍‌‌‌ ​ ‌‍‌‌‌‍ ‍‌ ‌​‌‍​‌‌ ‌​‌‍‍‌‌‍ ‌‍ ‍​ ‍ ‌‍‍‌‌‍‌​​ ‌​ ​​‌‍‌‌‌‍​‌‌‍‌‌‌‍​‍​ ‌​‌‍‌‍‌‍‌‌​‍ ‌​ ‍​‌‍​ ​ ‍​​ ‍‌​‍ ‌​ ‌​‌‍​‍‌‍​ ‌‍​‍​‍ ‌​ ‍‌‌‍​‌​ ​‌​ ‌ ​‍ ‌​ ​‌​ ​​‌‍‌‌​ ‌ ​ ‍‌​ ‍‌‌‍‌‍​ ‌‍​ ‌​‌‍‌‌‌‍‌‍‌‍​‌​ ‍ ‌ ‌​‌ ‍‌‌ ​​‌‍‌‌​ ‌‌‍​ ‌‍ ‌‍​‌‌‍​ ‌‍‍​​ ‍ ‌ ​​‌‍​‌‌ ‌​‌‍‍​​ ‌‌ ​‍‌‍‍‌‌‍​ ‌‍‍​‌‌‌​‌‍‌‌‌ ‍​‌ ‌​​‍‌‌​ ‌‌‌​​‍‌‌ ‌‍‍ ‌‍‌‌‌ ‍‌​‍‌‌​ ​ ‌​‌​​‍‌‌​ ​ ‌​‌​​‍‌‌​ ​‍​ ​‍‌‍‌‌‌‌‌ ‌‍‍‌‌​ ‍‌‍‍‌‌ ‌‌‌ ‌​‌​​‌​‍‌‌​ ​‍​ ​‍​‍‌‌​ ‌‌‌​‌​​‍ ‍‌‍​ ‌‍‍​‌‍‍‌‌‍ ​‌‍‌​‌ ​‍‌‍‌‌‌‍ ‍​‍‌‌​ ‌‌‌​​‍‌‌ ‌‍‍ ‌‍‌‌‌ ‍‌​‍‌‌​ ​ ‌​‌​​‍‌‌​ ​ ‌​‌​​‍‌‌​ ​‍​ ​‍‌​‌​‌‌‌‌​ ‌​‌‍‍ ‌​ ​‌‌‌ ‌‌‌‍​ ​‌​‍‌‌​ ​‍​ ​‍​‍‌‌​ ‌‌‌​‌​​‍ ‍‌ ‌​‌‍‌‌‌ ‍​‌ ‌​​ ‌‍​‍‌‍​‌‌ ​ ‌‍‌‌‌‌‌‌‌ ​‍‌‍ ​​ ‌‌‍‍​‌ ‌​‌ ‌​‌ ​​‌ ​ ​‍‌‌​ ​ ‌​​‌​‍‌‌​ ​‍‌​‌‍​‍‌‌​ ​‍‌​‌‍‌‍​ ‌‍‍​‌‍‌‌‌‍ ​‌ ​ ‌‍‌‌‌‍​‌‌ ​​‌‍‍‌‌‍‌‌‌ ​‍‌ ​ ​‍ ‍‌ ​ ‌‍​‌‌‍ ‍‌‍‍‌‌ ‌​‌ ‍‌​‍ ‍‌ ​ ‌ ‌​‌ ‌‌‌‍‌​‌‍‍‌‌‍ ​‍‌‍‌‍‍‌‌‍‌​​ ‌​ ​​‌‍‌‌‌‍​‌‌‍‌‌‌‍​‍​ ‌​‌‍‌‍‌‍‌‌​‍ ‌​ ‍​‌‍​ ​ ‍​​ ‍‌​‍ ‌​ ‌​‌‍​‍‌‍​ ‌‍​‍​‍ ‌​ ‍‌‌‍​‌​ ​‌​ ‌ ​‍ ‌​ ​‌​ ​​‌‍‌‌​ ‌ ​ ‍‌​ ‍‌‌‍‌‍​ ‌‍​ ‌​‌‍‌‌‌‍‌‍‌‍​‌​‍‌‍‌ ‌​‌ ‍‌‌ ​​‌‍‌‌​ ‌‌‍​ ‌‍ ‌‍​‌‌‍​ ‌‍‍​​‍‌‍‌ ​​‌‍​‌‌ ‌​‌‍‍​​ ‌‌ ​‍‌‍‍‌‌‍​ ‌‍‍​‌‌‌​‌‍‌‌‌ ‍​‌ ‌​​‍‌‌​ ‌‌‌​​‍‌‌ ‌‍‍ ‌‍‌‌‌ ‍‌​‍‌‌​ ​ ‌​‌​​‍‌‌​ ​ ‌​‌​​‍‌‌​ ​‍​ ​‍‌‍‌‌‌‌‌ ‌‍‍‌‌​ ‍‌‍‍‌‌ ‌‌‌ ‌​‌​​‌​‍‌‌​ ​‍​ ​‍​‍‌‌​ ‌‌‌​‌​​‍ ‍‌‍​ ‌‍‍​‌‍‍‌‌‍ ​‌‍‌​‌ ​‍‌‍‌‌‌‍ ‍​‍‌‌​ ‌‌‌​​‍‌‌ ‌‍‍ ‌‍‌‌‌ ‍‌​‍‌‌​ ​ ‌​‌​​‍‌‌​ ​ ‌​‌​​‍‌‌​ ​‍​ ​‍‌​‌​‌‌‌‌​ ‌​‌‍‍ ‌​ ​‌‌‌ ‌‌‌‍​ ​‌​‍‌‌​ ​‍​ ​‍​‍‌‌​ ‌‌‌​‌​​‍ ‍‌ ‌​‌‍‌‌‌ ‍​‌ ‌​​‍‌‍‌ ​​‌‍‌‌‌ ​‍‌ ​ ‌ ​​‌‍‌‌‌‍​ ‌ ‌​‌‍‍‌‌ ‌‍‌‍‌‌​ ‌‌ ​​‌ ‌‌‌‍​‍‌‍ ​‌‍‍‌‌ ​ ‌‍‍​‌‍‌‌‌‍‌​​‍​‍‌ ‌
You always control your attitude and your effort.​​​​‌ ‍ ​‍​‍‌‍ ‌ ​‍‌‍‍‌‌‍‌ ‌‍‍‌‌‍ ‍​‍​‍​ ‍‍​‍​‍‌ ​ ‌‍​‌‌‍ ‍‌‍‍‌‌ ‌​‌ ‍‌​‍ ‍‌‍‍‌‌‍ ​‍​‍​‍ ​​‍​‍‌‍‍​‌ ​‍‌‍‌‌‌‍‌‍​‍​‍​ ‍‍​‍​‍‌‍‍​‌ ‌​‌ ‌​‌ ​​‌ ​ ​ ‍‍​‍ ​‍ ‌‍​ ‌‍‍​‌‍‌‌‌‍ ​‌ ​ ‌‍‌‌‌‍​‌‌ ​​‌‍‍‌‌‍‌‌‌ ​‍‌ ​ ​‍ ‍‌ ​ ‌‍​‌‌‍ ‍‌‍‍‌‌ ‌​‌ ‍‌​‍ ‍‌ ​ ‌ ‌​‌ ‌‌‌‍‌​‌‍‍‌‌‍ ​‍ ‌‍‍‌‌‍ ‍‌ ‌​‌‍‌‌‌‍ ‍‌ ‌​​‍ ‌‍‌‌‌‍‌​‌‍‍‌‌ ‌​​‍ ‌‍ ‌‌‍ ‌‍‌​‌‍‌‌​ ‌‌ ​​‌ ​‍‌‍‌‌‌ ​ ‌‍‌‌‌‍ ‍‌ ‌​‌‍​‌‌ ‌​‌‍‍‌‌‍ ‌‍ ‍​ ‍ ‌‍‍‌‌‍‌​​ ‌​ ​​‌‍‌‌‌‍​‌‌‍‌‌‌‍​‍​ ‌​‌‍‌‍‌‍‌‌​‍ ‌​ ‍​‌‍​ ​ ‍​​ ‍‌​‍ ‌​ ‌​‌‍​‍‌‍​ ‌‍​‍​‍ ‌​ ‍‌‌‍​‌​ ​‌​ ‌ ​‍ ‌​ ​‌​ ​​‌‍‌‌​ ‌ ​ ‍‌​ ‍‌‌‍‌‍​ ‌‍​ ‌​‌‍‌‌‌‍‌‍‌‍​‌​ ‍ ‌ ‌​‌ ‍‌‌ ​​‌‍‌‌​ ‌‌‍​ ‌‍ ‌‍​‌‌‍​ ‌‍‍​​ ‍ ‌ ​​‌‍​‌‌ ‌​‌‍‍​​ ‌‌ ​‍‌‍‍‌‌‍​ ‌‍‍​‌‌‌​‌‍‌‌‌ ‍​‌ ‌​​‍‌‌​ ‌‌‌​​‍‌‌ ‌‍‍ ‌‍‌‌‌ ‍‌​‍‌‌​ ​ ‌​‌​​‍‌‌​ ​ ‌​‌​​‍‌‌​ ​‍​ ​‍‌‍​‍‌‌​‌‌​‍ ‌​‌‌‌ ‍‍​ ​ ‌‍‌ ‌​ ​​‍‌‌​ ​‍​ ​‍​‍‌‌​ ‌‌‌​‌​​‍ ‍‌‍​ ‌‍‍​‌‍‍‌‌‍ ​‌‍‌​‌ ​‍‌‍‌‌‌‍ ‍​‍‌‌​ ‌‌‌​​‍‌‌ ‌‍‍ ‌‍‌‌‌ ‍‌​‍‌‌​ ​ ‌​‌​​‍‌‌​ ​ ‌​‌​​‍‌‌​ ​‍​ ​‍​ ‍‌‌‍‌‍‌‍‍‌‌‌‍‍‌‌‌‍‌​‌ ‌​ ‍‌‍ ‍​‍‌‌​ ​‍​ ​‍​‍‌‌​ ‌‌‌​‌​​‍ ‍‌ ‌​‌‍‌‌‌ ‍​‌ ‌​​ ‌‍​‍‌‍​‌‌ ​ ‌‍‌‌‌‌‌‌‌ ​‍‌‍ ​​ ‌‌‍‍​‌ ‌​‌ ‌​‌ ​​‌ ​ ​‍‌‌​ ​ ‌​​‌​‍‌‌​ ​‍‌​‌‍​‍‌‌​ ​‍‌​‌‍‌‍​ ‌‍‍​‌‍‌‌‌‍ ​‌ ​ ‌‍‌‌‌‍​‌‌ ​​‌‍‍‌‌‍‌‌‌ ​‍‌ ​ ​‍ ‍‌ ​ ‌‍​‌‌‍ ‍‌‍‍‌‌ ‌​‌ ‍‌​‍ ‍‌ ​ ‌ ‌​‌ ‌‌‌‍‌​‌‍‍‌‌‍ ​‍‌‍‌‍‍‌‌‍‌​​ ‌​ ​​‌‍‌‌‌‍​‌‌‍‌‌‌‍​‍​ ‌​‌‍‌‍‌‍‌‌​‍ ‌​ ‍​‌‍​ ​ ‍​​ ‍‌​‍ ‌​ ‌​‌‍​‍‌‍​ ‌‍​‍​‍ ‌​ ‍‌‌‍​‌​ ​‌​ ‌ ​‍ ‌​ ​‌​ ​​‌‍‌‌​ ‌ ​ ‍‌​ ‍‌‌‍‌‍​ ‌‍​ ‌​‌‍‌‌‌‍‌‍‌‍​‌​‍‌‍‌ ‌​‌ ‍‌‌ ​​‌‍‌‌​ ‌‌‍​ ‌‍ ‌‍​‌‌‍​ ‌‍‍​​‍‌‍‌ ​​‌‍​‌‌ ‌​‌‍‍​​ ‌‌ ​‍‌‍‍‌‌‍​ ‌‍‍​‌‌‌​‌‍‌‌‌ ‍​‌ ‌​​‍‌‌​ ‌‌‌​​‍‌‌ ‌‍‍ ‌‍‌‌‌ ‍‌​‍‌‌​ ​ ‌​‌​​‍‌‌​ ​ ‌​‌​​‍‌‌​ ​‍​ ​‍‌‍​‍‌‌​‌‌​‍ ‌​‌‌‌ ‍‍​ ​ ‌‍‌ ‌​ ​​‍‌‌​ ​‍​ ​‍​‍‌‌​ ‌‌‌​‌​​‍ ‍‌‍​ ‌‍‍​‌‍‍‌‌‍ ​‌‍‌​‌ ​‍‌‍‌‌‌‍ ‍​‍‌‌​ ‌‌‌​​‍‌‌ ‌‍‍ ‌‍‌‌‌ ‍‌​‍‌‌​ ​ ‌​‌​​‍‌‌​ ​ ‌​‌​​‍‌‌​ ​‍​ ​‍​ ‍‌‌‍‌‍‌‍‍‌‌‌‍‍‌‌‌‍‌​‌ ‌​ ‍‌‍ ‍​‍‌‌​ ​‍​ ​‍​‍‌‌​ ‌‌‌​‌​​‍ ‍‌ ‌​‌‍‌‌‌ ‍​‌ ‌​​‍‌‍‌ ​​‌‍‌‌‌ ​‍‌ ​ ‌ ​​‌‍‌‌‌‍​ ‌ ‌​‌‍‍‌‌ ‌‍‌‍‌‌​ ‌‌ ​​‌ ‌‌‌‍​‍‌‍ ​‌‍‍‌‌ ​ ‌‍‍​‌‍‌‌‌‍‌​​‍​‍‌ ‌
Coaching Experience​​​​‌ ‍ ​‍​‍‌‍ ‌ ​‍‌‍‍‌‌‍‌ ‌‍‍‌‌‍ ‍​‍​‍​ ‍‍​‍​‍‌ ​ ‌‍​‌‌‍ ‍‌‍‍‌‌ ‌​‌ ‍‌​‍ ‍‌‍‍‌‌‍ ​‍​‍​‍ ​​‍​‍‌‍‍​‌ ​‍‌‍‌‌‌‍‌‍​‍​‍​ ‍‍​‍​‍‌‍‍​‌ ‌​‌ ‌​‌ ​​‌ ​ ​ ‍‍​‍ ​‍ ‌‍​ ‌‍‍​‌‍‌‌‌‍ ​‌ ​ ‌‍‌‌‌‍​‌‌ ​​‌‍‍‌‌‍‌‌‌ ​‍‌ ​ ​‍ ‍‌ ​ ‌‍​‌‌‍ ‍‌‍‍‌‌ ‌​‌ ‍‌​‍ ‍‌ ​ ‌ ‌​‌ ‌‌‌‍‌​‌‍‍‌‌‍ ​‍ ‌‍‍‌‌‍ ‍‌ ‌​‌‍‌‌‌‍ ‍‌ ‌​​‍ ‌‍‌‌‌‍‌​‌‍‍‌‌ ‌​​‍ ‌‍ ‌‌‍ ‌‍‌​‌‍‌‌​ ‌‌ ​​‌ ​‍‌‍‌‌‌ ​ ‌‍‌‌‌‍ ‍‌ ‌​‌‍​‌‌ ‌​‌‍‍‌‌‍ ‌‍ ‍​ ‍ ‌‍‍‌‌‍‌​​ ‌​ ​​‌‍‌‌‌‍​‌‌‍‌‌‌‍​‍​ ‌​‌‍‌‍‌‍‌‌​‍ ‌​ ‍​‌‍​ ​ ‍​​ ‍‌​‍ ‌​ ‌​‌‍​‍‌‍​ ‌‍​‍​‍ ‌​ ‍‌‌‍​‌​ ​‌​ ‌ ​‍ ‌​ ​‌​ ​​‌‍‌‌​ ‌ ​ ‍‌​ ‍‌‌‍‌‍​ ‌‍​ ‌​‌‍‌‌‌‍‌‍‌‍​‌​ ‍ ‌ ‌​‌ ‍‌‌ ​​‌‍‌‌​ ‌‌‍​ ‌‍ ‌‍​‌‌‍​ ‌‍‍​​ ‍ ‌ ​​‌‍​‌‌ ‌​‌‍‍​​ ‌‌ ​‍‌‍‍‌‌‍​ ‌‍‍​‌‌‌​‌‍‌‌‌ ‍​‌ ‌​​‍‌‌​ ‌‌‌​​‍‌‌ ‌‍‍ ‌‍‌‌‌ ‍‌​‍‌‌​ ​ ‌​‌​​‍‌‌​ ​ ‌​‌​​‍‌‌​ ​‍​ ​‍​ ‌​​ ​ ‌​ ‍‌‌‌‌​ ‌‍​ ‍​​ ‍‌​ ‌‍​‍‌‌​ ​‍​ ​‍​‍‌‌​ ‌‌‌​‌​​‍ ‍‌‍​ ‌‍‍​‌‍‍‌‌‍ ​‌‍‌​‌ ​‍‌‍‌‌‌‍ ‍​‍‌‌​ ‌‌‌​​‍‌‌ ‌‍‍ ‌‍‌‌‌ ‍‌​‍‌‌​ ​ ‌​‌​​‍‌‌​ ​ ‌​‌​​‍‌‌​ ​‍​ ​‍‌‍‌‌​ ‌ ‌​‍​‌​‍ ‌​‌​‌‌​‍‌ ‌‍‌‍‍ ​‍‌‌​ ​‍​ ​‍​‍‌‌​ ‌‌‌​‌​​‍ ‍‌ ‌​‌‍‌‌‌ ‍​‌ ‌​​ ‌‍​‍‌‍​‌‌ ​ ‌‍‌‌‌‌‌‌‌ ​‍‌‍ ​​ ‌‌‍‍​‌ ‌​‌ ‌​‌ ​​‌ ​ ​‍‌‌​ ​ ‌​​‌​‍‌‌​ ​‍‌​‌‍​‍‌‌​ ​‍‌​‌‍‌‍​ ‌‍‍​‌‍‌‌‌‍ ​‌ ​ ‌‍‌‌‌‍​‌‌ ​​‌‍‍‌‌‍‌‌‌ ​‍‌ ​ ​‍ ‍‌ ​ ‌‍​‌‌‍ ‍‌‍‍‌‌ ‌​‌ ‍‌​‍ ‍‌ ​ ‌ ‌​‌ ‌‌‌‍‌​‌‍‍‌‌‍ ​‍‌‍‌‍‍‌‌‍‌​​ ‌​ ​​‌‍‌‌‌‍​‌‌‍‌‌‌‍​‍​ ‌​‌‍‌‍‌‍‌‌​‍ ‌​ ‍​‌‍​ ​ ‍​​ ‍‌​‍ ‌​ ‌​‌‍​‍‌‍​ ‌‍​‍​‍ ‌​ ‍‌‌‍​‌​ ​‌​ ‌ ​‍ ‌​ ​‌​ ​​‌‍‌‌​ ‌ ​ ‍‌​ ‍‌‌‍‌‍​ ‌‍​ ‌​‌‍‌‌‌‍‌‍‌‍​‌​‍‌‍‌ ‌​‌ ‍‌‌ ​​‌‍‌‌​ ‌‌‍​ ‌‍ ‌‍​‌‌‍​ ‌‍‍​​‍‌‍‌ ​​‌‍​‌‌ ‌​‌‍‍​​ ‌‌ ​‍‌‍‍‌‌‍​ ‌‍‍​‌‌‌​‌‍‌‌‌ ‍​‌ ‌​​‍‌‌​ ‌‌‌​​‍‌‌ ‌‍‍ ‌‍‌‌‌ ‍‌​‍‌‌​ ​ ‌​‌​​‍‌‌​ ​ ‌​‌​​‍‌‌​ ​‍​ ​‍​ ‌​​ ​ ‌​ ‍‌‌‌‌​ ‌‍​ ‍​​ ‍‌​ ‌‍​‍‌‌​ ​‍​ ​‍​‍‌‌​ ‌‌‌​‌​​‍ ‍‌‍​ ‌‍‍​‌‍‍‌‌‍ ​‌‍‌​‌ ​‍‌‍‌‌‌‍ ‍​‍‌‌​ ‌‌‌​​‍‌‌ ‌‍‍ ‌‍‌‌‌ ‍‌​‍‌‌​ ​ ‌​‌​​‍‌‌​ ​ ‌​‌​​‍‌‌​ ​‍​ ​‍‌‍‌‌​ ‌ ‌​‍​‌​‍ ‌​‌​‌‌​‍‌ ‌‍‌‍‍ ​‍‌‌​ ​‍​ ​‍​‍‌‌​ ‌‌‌​‌​​‍ ‍‌ ‌​‌‍‌‌‌ ‍​‌ ‌​​‍‌‍‌ ​​‌‍‌‌‌ ​‍‌ ​ ‌ ​​‌‍‌‌‌‍​ ‌ ‌​‌‍‍‌‌ ‌‍‌‍‌‌​ ‌‌ ​​‌ ‌‌‌‍​‍‌‍ ​‌‍‍‌‌ ​ ‌‍‍​‌‍‌‌‌‍‌​​‍​‍‌ ‌
NYC Cyclones – 2022-Present​​​​‌ ‍ ​‍​‍‌‍ ‌ ​‍‌‍‍‌‌‍‌ ‌‍‍‌‌‍ ‍​‍​‍​ ‍‍​‍​‍‌ ​ ‌‍​‌‌‍ ‍‌‍‍‌‌ ‌​‌ ‍‌​‍ ‍‌‍‍‌‌‍ ​‍​‍​‍ ​​‍​‍‌‍‍​‌ ​‍‌‍‌‌‌‍‌‍​‍​‍​ ‍‍​‍​‍‌‍‍​‌ ‌​‌ ‌​‌ ​​‌ ​ ​ ‍‍​‍ ​‍ ‌‍​ ‌‍‍​‌‍‌‌‌‍ ​‌ ​ ‌‍‌‌‌‍​‌‌ ​​‌‍‍‌‌‍‌‌‌ ​‍‌ ​ ​‍ ‍‌ ​ ‌‍​‌‌‍ ‍‌‍‍‌‌ ‌​‌ ‍‌​‍ ‍‌ ​ ‌ ‌​‌ ‌‌‌‍‌​‌‍‍‌‌‍ ​‍ ‌‍‍‌‌‍ ‍‌ ‌​‌‍‌‌‌‍ ‍‌ ‌​​‍ ‌‍‌‌‌‍‌​‌‍‍‌‌ ‌​​‍ ‌‍ ‌‌‍ ‌‍‌​‌‍‌‌​ ‌‌ ​​‌ ​‍‌‍‌‌‌ ​ ‌‍‌‌‌‍ ‍‌ ‌​‌‍​‌‌ ‌​‌‍‍‌‌‍ ‌‍ ‍​ ‍ ‌‍‍‌‌‍‌​​ ‌​ ​​‌‍‌‌‌‍​‌‌‍‌‌‌‍​‍​ ‌​‌‍‌‍‌‍‌‌​‍ ‌​ ‍​‌‍​ ​ ‍​​ ‍‌​‍ ‌​ ‌​‌‍​‍‌‍​ ‌‍​‍​‍ ‌​ ‍‌‌‍​‌​ ​‌​ ‌ ​‍ ‌​ ​‌​ ​​‌‍‌‌​ ‌ ​ ‍‌​ ‍‌‌‍‌‍​ ‌‍​ ‌​‌‍‌‌‌‍‌‍‌‍​‌​ ‍ ‌ ‌​‌ ‍‌‌ ​​‌‍‌‌​ ‌‌‍​ ‌‍ ‌‍​‌‌‍​ ‌‍‍​​ ‍ ‌ ​​‌‍​‌‌ ‌​‌‍‍​​ ‌‌ ​‍‌‍‍‌‌‍​ ‌‍‍​‌‌‌​‌‍‌‌‌ ‍​‌ ‌​​‍‌‌​ ‌‌‌​​‍‌‌ ‌‍‍ ‌‍‌‌‌ ‍‌​‍‌‌​ ​ ‌​‌​​‍‌‌​ ​ ‌​‌​​‍‌‌​ ​‍​ ​‍‌​‍‌‌ ‌​‌‌​ ​ ‍‌‌‌‍​‌​​ ‌‍​‌​ ​ ​‍‌‌​ ​‍​ ​‍​‍‌‌​ ‌‌‌​‌​​‍ ‍‌‍​ ‌‍‍​‌‍‍‌‌‍ ​‌‍‌​‌ ​‍‌‍‌‌‌‍ ‍​‍‌‌​ ‌‌‌​​‍‌‌ ‌‍‍ ‌‍‌‌‌ ‍‌​‍‌‌​ ​ ‌​‌​​‍‌‌​ ​ ‌​‌​​‍‌‌​ ​‍​ ​‍‌‍‍‌‌‌‍​‌‍‍‍‌‌​​‌‌‌ ‌​ ​​ ​‍‌‌​‌​‍‌‌​ ​‍​ ​‍​‍‌‌​ ‌‌‌​‌​​‍ ‍‌ ‌​‌‍‌‌‌ ‍​‌ ‌​​ ‌‍​‍‌‍​‌‌ ​ ‌‍‌‌‌‌‌‌‌ ​‍‌‍ ​​ ‌‌‍‍​‌ ‌​‌ ‌​‌ ​​‌ ​ ​‍‌‌​ ​ ‌​​‌​‍‌‌​ ​‍‌​‌‍​‍‌‌​ ​‍‌​‌‍‌‍​ ‌‍‍​‌‍‌‌‌‍ ​‌ ​ ‌‍‌‌‌‍​‌‌ ​​‌‍‍‌‌‍‌‌‌ ​‍‌ ​ ​‍ ‍‌ ​ ‌‍​‌‌‍ ‍‌‍‍‌‌ ‌​‌ ‍‌​‍ ‍‌ ​ ‌ ‌​‌ ‌‌‌‍‌​‌‍‍‌‌‍ ​‍‌‍‌‍‍‌‌‍‌​​ ‌​ ​​‌‍‌‌‌‍​‌‌‍‌‌‌‍​‍​ ‌​‌‍‌‍‌‍‌‌​‍ ‌​ ‍​‌‍​ ​ ‍​​ ‍‌​‍ ‌​ ‌​‌‍​‍‌‍​ ‌‍​‍​‍ ‌​ ‍‌‌‍​‌​ ​‌​ ‌ ​‍ ‌​ ​‌​ ​​‌‍‌‌​ ‌ ​ ‍‌​ ‍‌‌‍‌‍​ ‌‍​ ‌​‌‍‌‌‌‍‌‍‌‍​‌​‍‌‍‌ ‌​‌ ‍‌‌ ​​‌‍‌‌​ ‌‌‍​ ‌‍ ‌‍​‌‌‍​ ‌‍‍​​‍‌‍‌ ​​‌‍​‌‌ ‌​‌‍‍​​ ‌‌ ​‍‌‍‍‌‌‍​ ‌‍‍​‌‌‌​‌‍‌‌‌ ‍​‌ ‌​​‍‌‌​ ‌‌‌​​‍‌‌ ‌‍‍ ‌‍‌‌‌ ‍‌​‍‌‌​ ​ ‌​‌​​‍‌‌​ ​ ‌​‌​​‍‌‌​ ​‍​ ​‍‌​‍‌‌ ‌​‌‌​ ​ ‍‌‌‌‍​‌​​ ‌‍​‌​ ​ ​‍‌‌​ ​‍​ ​‍​‍‌‌​ ‌‌‌​‌​​‍ ‍‌‍​ ‌‍‍​‌‍‍‌‌‍ ​‌‍‌​‌ ​‍‌‍‌‌‌‍ ‍​‍‌‌​ ‌‌‌​​‍‌‌ ‌‍‍ ‌‍‌‌‌ ‍‌​‍‌‌​ ​ ‌​‌​​‍‌‌​ ​ ‌​‌​​‍‌‌​ ​‍​ ​‍‌‍‍‌‌‌‍​‌‍‍‍‌‌​​‌‌‌ ‌​ ​​ ​‍‌‌​‌​‍‌‌​ ​‍​ ​‍​‍‌‌​ ‌‌‌​‌​​‍ ‍‌ ‌​‌‍‌‌‌ ‍​‌ ‌​​‍‌‍‌ ​​‌‍‌‌‌ ​‍‌ ​ ‌ ​​‌‍‌‌‌‍​ ‌ ‌​‌‍‍‌‌ ‌‍‌‍‌‌​ ‌‌ ​​‌ ‌‌‌‍​‍‌‍ ​‌‍‍‌‌ ​ ‌‍‍​‌‍‌‌‌‍‌​​‍​‍‌ ‌